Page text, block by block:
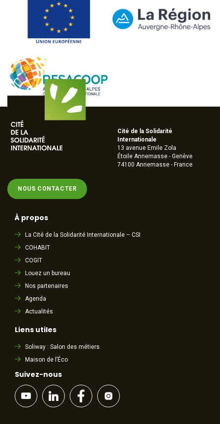
NOUS CONTACTER
Cité de la Solidarité
Internationale
13 avenue Emile Zola
Étoile Annemasse - Genève
74100 Annemasse - France
À propos
La Cité de la Solidarité Internationale – CSI
COHABIT
COGIT
Louez un bureau
Nos partenaires
Agenda
Actualités
Liens utiles
Soliway : Salon des métiers
Maison de l’Éco
Suivez-nous